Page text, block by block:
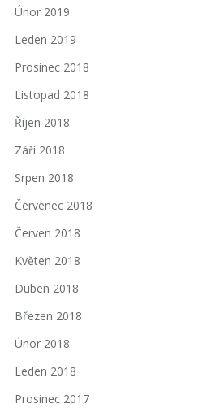
Únor 2019
Leden 2019
Prosinec 2018
Listopad 2018
Říjen 2018
Září 2018
Srpen 2018
Červenec 2018
Červen 2018
Květen 2018
Duben 2018
Březen 2018
Únor 2018
Leden 2018
Prosinec 2017